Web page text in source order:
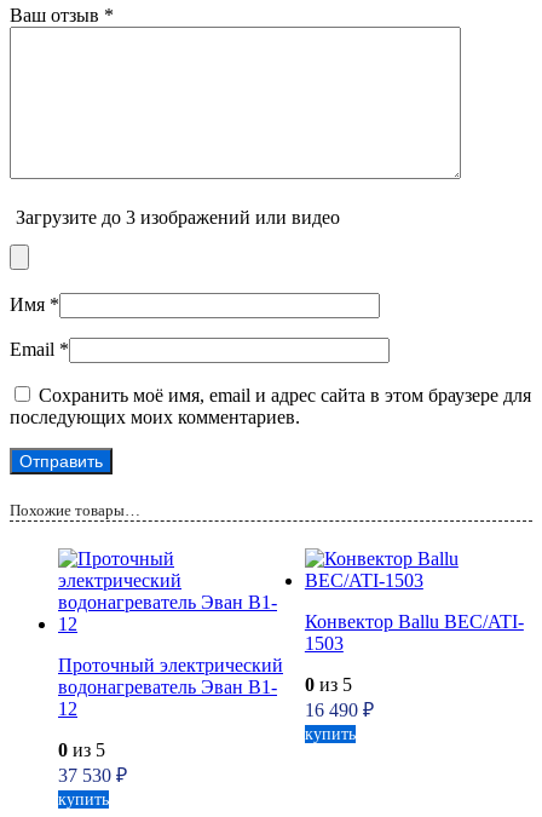
Ваш отзыв *
Загрузите до 3 изображений или видео
Имя *
Email *
Сохранить моё имя, email и адрес сайта в этом браузере для
последующих моих комментариев.
Похожие товары…
Проточный электрический
водонагреватель Эван В1-
12
0 из 5
37 530 ₽
купить
Конвектор Ballu BEC/ATI-
1503
0из 5
16 490 ₽
купить